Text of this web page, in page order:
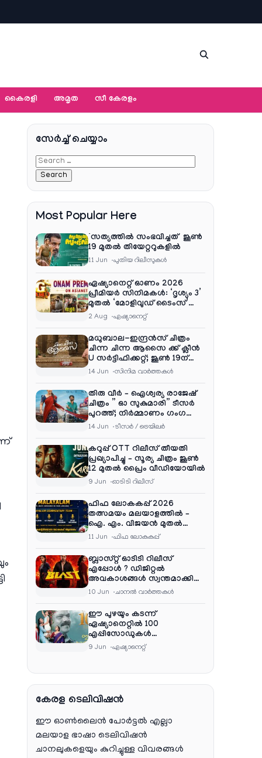
കൈരളി അമൃത സീ കേരളം
സേര്‍ച്ച്‌ ചെയ്യാം
Most Popular Here
‘സത്യത്തിൽ സംഭവിച്ചത്’ ജൂൺ
19 മുതൽ തിയേറ്ററുകളിൽ
11 Jun പുതിയ റിലീസുകള്‍
ഏഷ്യാനെറ്റ് ഓണം 2026
പ്രീമിയർ സിനിമകൾ: ‘ദൃശ്യം 3’
മുതൽ ‘മോളിവുഡ് ടൈംസ്’
വരെ ആഘോഷ വിരുന്ന്
2 Aug ഏഷ്യാനെറ്റ്‌
മധുബാല-ഇന്ദ്രൻസ് ചിത്രം
ചിന്ന ചിന്ന ആസൈ ക്ക് ക്ലീൻ
U സർട്ടിഫിക്കറ്റ്; ജൂൺ 19ന്
ആഗോള റിലീസ്
14 Jun സിനിമ വാര്‍ത്തകള്‍
തിരു വീർ – ഐശ്വര്യ രാജേഷ്
ചിത്രം ” ഓ സുകുമാരി” ടീസർ
പുറത്ത്; നിർമ്മാണം ഗംഗ
എന്റർടൈൻമെന്റ്‌സ്
14 Jun ടീസര്‍ / ട്രെയിലര്‍
കറുപ്പ് OTT റിലീസ് തീയതി
പ്രഖ്യാപിച്ചു – സൂര്യ ചിത്രം ജൂൺ
12 മുതൽ പ്രൈം വീഡിയോയിൽ
9 Jun ഓടിടി റിലീസ്
ഫിഫ ലോകകപ്പ് 2026
തത്സമയം മലയാളത്തിൽ –
ഐ. എം. വിജയൻ മുതൽ
ഷൈജു ദാമോദരൻ വരെ
11 Jun ഫിഫ ലോകകപ്പ്
ബ്ലാസ്റ്റ് ഓടിടി റിലീസ്
എപ്പോൾ ? ഡിജിറ്റൽ
അവകാശങ്ങൾ സ്വന്തമാക്കി
നെറ്റ്ഫ്ലിക്സ്
10 Jun ചാനല്‍ വാര്‍ത്തകള്‍
ഈ പുഴയും കടന്ന്
ഏഷ്യാനെറ്റിൽ 100
എപ്പിസോഡുകൾ
പൂർത്തിയാക്കി , സംപ്രേഷണം
9 Jun ഏഷ്യാനെറ്റ്‌
കേരള ടെലിവിഷൻ
ഈ ഓൺലൈൻ പോർട്ടൽ എല്ലാ
മലയാള ഭാഷാ ടെലിവിഷൻ
ചാനലുകളെയും കുറിച്ചുള്ള വിവരങ്ങൾ